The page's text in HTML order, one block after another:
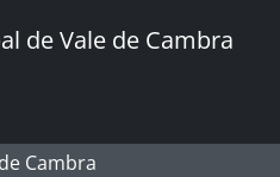
de Vale de Cambra
Cambra